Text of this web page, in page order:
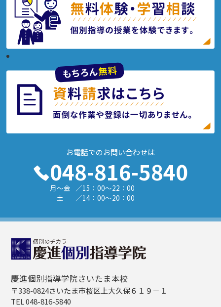
お電話でのお問い合わせは
048-816-5840
月～金 ／15：00～22：00
土
／14：00～20：00
慶進個別指導学院さいたま本校
〒338-0824さいたま市桜区上大久保６１９－１
TEL 048-816-5840